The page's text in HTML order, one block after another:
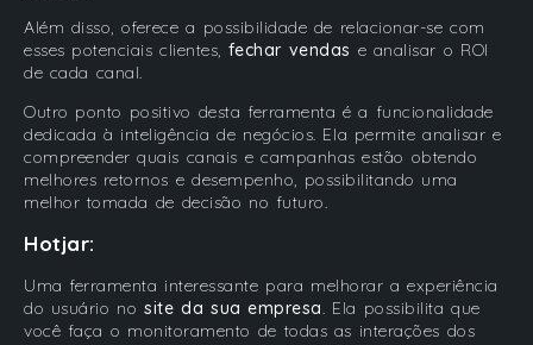
Além disso, oferece a possibilidade de relacionar-se com
esses potenciais clientes, fechar vendas e analisar o ROI
de cada canal.
Outro ponto positivo desta ferramenta é a funcionalidade
dedicada à inteligência de negócios. Ela permite analisar e
compreender quais canais e campanhas estão obtendo
melhores retornos e desempenho, possibilitando uma
melhor tomada de decisão no futuro.
Hotjar:
Uma ferramenta interessante para melhorar a experiência
do usuário no site da sua empresa. Ela possibilita que
você faça o monitoramento de todas as interações dos